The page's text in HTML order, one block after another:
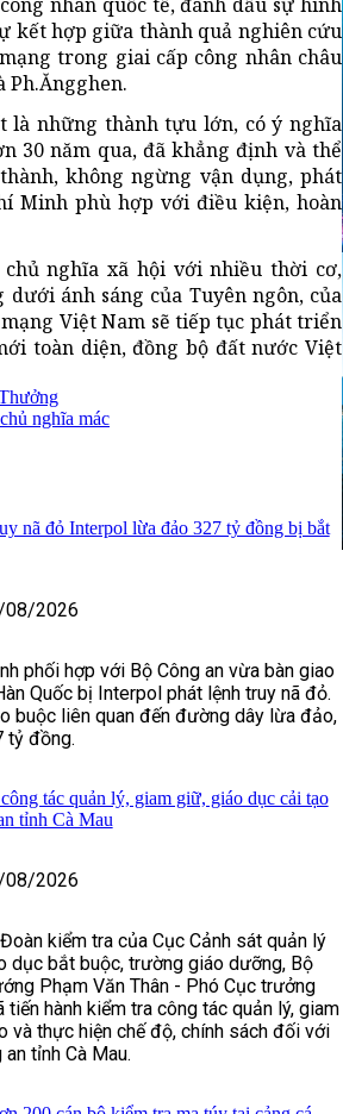
kết hợp giữa thành quả nghiên cứu
trong giai cấp công nhân châu
Ph.Ăngghen.
là những thành tựu lớn, có ý nghĩa
30 năm qua, đã khẳng định và thể
không ngừng vận dụng, phát
Minh phù hợp với điều kiện, hoàn
nghĩa xã hội với nhiều thời cơ,
ánh sáng của Tuyên ngôn, của
Việt Nam sẽ tiếp tục phát triển
toàn diện, đồng bộ đất nước Việt
chủ nghĩa mác
nã đỏ Interpol lừa đảo 327 tỷ đồng bị bắt
08/2026
phối hợp với Bộ Công an vừa bàn giao
Quốc bị Interpol phát lệnh truy nã đỏ.
buộc liên quan đến đường dây lừa đảo,
tỷ đồng.
tác quản lý, giam giữ, giáo dục cải tạo
tỉnh Cà Mau
08/2026
kiểm tra của Cục Cảnh sát quản lý
dục bắt buộc, trường giáo dưỡng, Bộ
Phạm Văn Thân - Phó Cục trưởng
hành kiểm tra công tác quản lý, giam
và thực hiện chế độ, chính sách đối với
tỉnh Cà Mau.